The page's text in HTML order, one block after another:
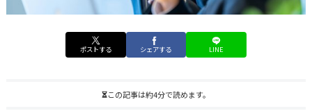
ポストする シェアする LINE
この記事は約4分で読めます。